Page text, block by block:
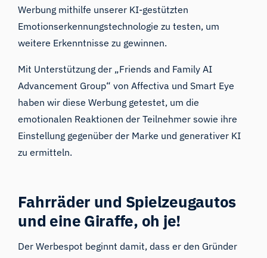
Werbung mithilfe unserer KI-gestützten
Emotionserkennungstechnologie zu testen, um
weitere Erkenntnisse zu gewinnen.
Mit Unterstützung der „Friends and Family AI
Advancement Group“ von Affectiva und Smart Eye
haben wir diese Werbung getestet, um die
emotionalen Reaktionen der Teilnehmer sowie ihre
Einstellung gegenüber der Marke und generativer KI
zu ermitteln.
Fahrräder und Spielzeugautos
und eine Giraffe, oh je!
Der Werbespot beginnt damit, dass er den Gründer